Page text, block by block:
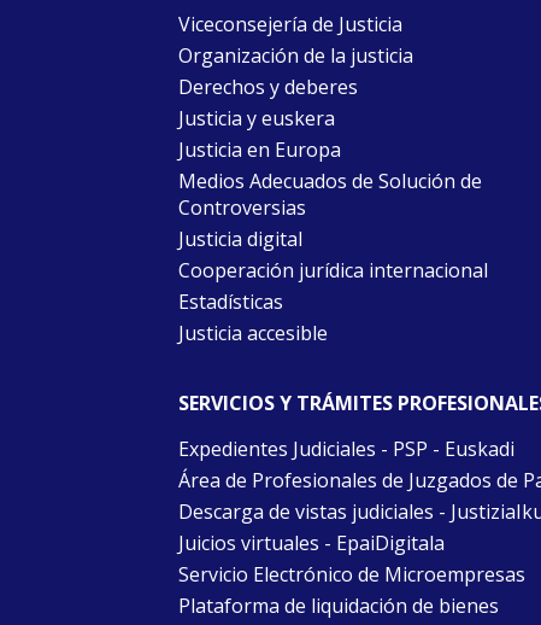
Viceconsejería de Justicia
Organización de la justicia
Derechos y deberes
Justicia y euskera
Justicia en Europa
Medios Adecuados de Solución de
Controversias
Justicia digital
Cooperación jurídica internacional
Estadísticas
Justicia accesible
SERVICIOS Y TRÁMITES
Expedientes Judiciales - PSP - Euskadi
Área de Profesionales de Juzgados de
Descarga de vistas judiciales -
Juicios virtuales - EpaiDigitala
Servicio Electrónico de Microempresas
Plataforma de liquidación de bienes